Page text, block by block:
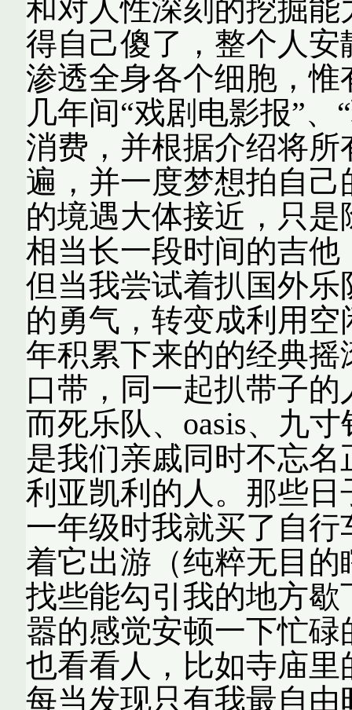
和对人性深刻的挖掘
得自己傻了，整个人
渗透全身各个细胞，
几年间“戏剧电影报”
消费，并根据介绍将
遍，并一度梦想拍自
的境遇大体接近，只
相当长一段时间的吉
但当我尝试着扒国外
的勇气，转变成利用
年积累下来的的经典
口带，同一起扒带子
而死乐队、oasis、九
是我们亲戚同时不忘
利亚凯利的人。那些
一年级时我就买了自
着它出游（纯粹无目
找些能勾引我的地方
嚣的感觉安顿一下忙
也看看人，比如寺庙
每当发现只有我最自